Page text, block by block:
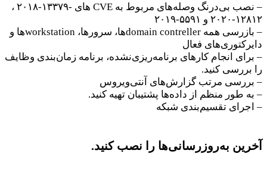
– نصب بی‌درنگ وصله‌های مربوط به CVE های -۱۳۳۷۹-۲۰۱۸ ،
۱۲۸۱۲-۲۰۲۰ و ۵۵۹۱-۲۰۱۹
– بازرسی همه domain contrellerها، سرورها، workstationها و
دایرکتوری‌های فعال
– برای انجام کارهای برنامه‌ریزی‌نشده، برنامه زمان‌بندی وظایف
را بررسی کنید.
– بررسی مرتب گزارش‌های آنتی‌ویروس
– به طور منظم از داده‌ها پشتیبان تهیه کنید.
– اجرای تقسیم‌بندی شبکه
آخرین به‌روزرسانی‌ها را نصب کنید.